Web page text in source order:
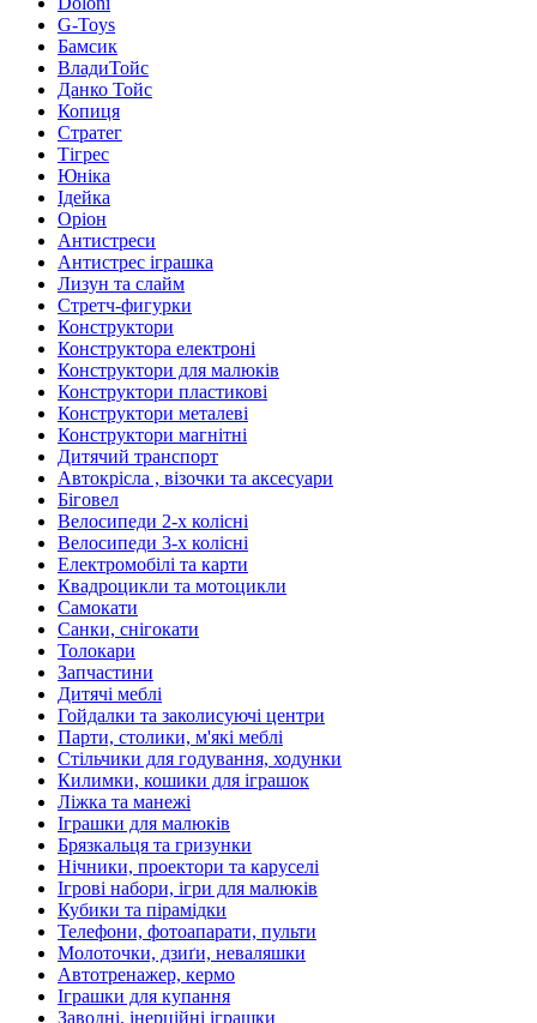
G-Toys
Бамсик
ВладиТойс
Данко Тойс
Копиця
Стратег
Тігрес
Юніка
Ідейка
Оріон
Антистреси
Антистрес іграшка
Лизун та слайм
Стретч-фигурки
Конструктори
Конструктора електроні
Конструктори для малюків
Конструктори пластикові
Конструктори металеві
Конструктори магнітні
Дитячий транспорт
Автокрісла , візочки та аксесуари
Біговел
Велосипеди 2-х колісні
Велосипеди 3-х колісні
Електромобілі та карти
Квадроцикли та мотоцикли
Самокати
Санки, снігокати
Толокари
Запчастини
Дитячі меблі
Гойдалки та заколисуючі центри
Парти, столики, м'які меблі
Стільчики для годування, ходунки
Килимки, кошики для іграшок
Ліжка та манежі
Іграшки для малюків
Брязкальця та гризунки
Нічники, проектори та каруселі
Ігрові набори, ігри для малюків
Кубики та пірамідки
Телефони, фотоапарати, пульти
Молоточки, дзиґи, неваляшки
Автотренажер, кермо
Іграшки для купання
Заводні, інерційні іграшки